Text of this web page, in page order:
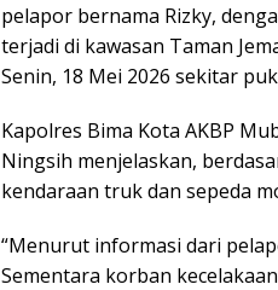
pelapor bernama Rizky,
terjadi di kawasan Taman
Senin, 18 Mei 2026 sekitar
Kapolres Bima Kota AKBP
Ningsih menjelaskan,
kendaraan truk dan sepeda
“Menurut informasi dari
Sementara korban